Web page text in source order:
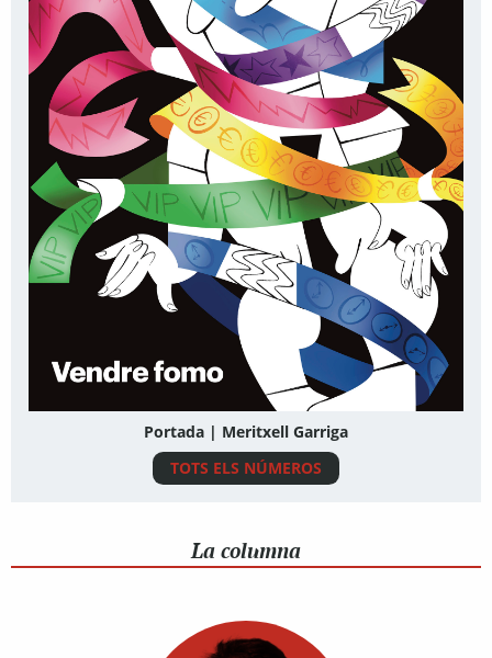
Portada | Meritxell Garriga
TOTS ELS NÚMEROS
La columna